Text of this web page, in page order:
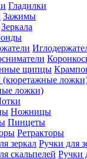
Гладилки
Зажимы
Зеркала
ложки)
Ножницы
Пинцеты
Ретракторы
Ручки для
Ручки